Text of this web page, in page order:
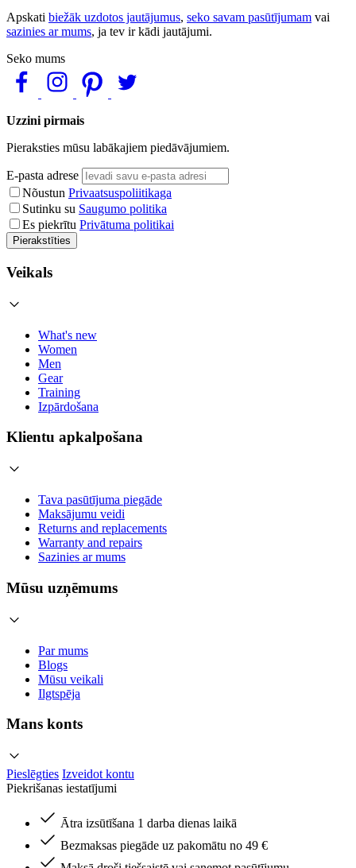
Apskati biežāk uzdotos jautājumus, seko savam pasūtījumam vai
sazinies ar mums, ja tev ir kādi jautājumi.
Seko mums
Uzzini pirmais
Pieraksties mūsu labākajiem piedāvājumiem.
E-pasta adrese
Nõustun Privaatsuspoliitikaga
Sutinku su Saugumo politika
Es piekrītu Privātuma politikai
Pierakstīties
Veikals
What's new
Women
Men
Gear
Training
Izpārdošana
Klientu apkalpošana
Tava pasūtījuma piegāde
Maksājumu veidi
Returns and replacements
Warranty and repairs
Sazinies ar mums
Mūsu uzņēmums
Par mums
Blogs
Mūsu veikali
Ilgtspēja
Mans konts
Pieslēgties Izveidot kontu
Piekrišanas iestatījumi
Ātra izsūtīšana 1 darba dienas laikā
Bezmaksas piegāde uz pakomātu no 49 €